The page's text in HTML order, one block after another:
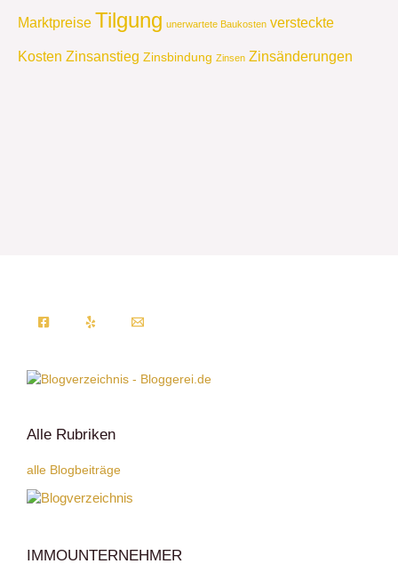
Marktpreise Tilgung unerwartete Baukosten versteckte
Kosten Zinsanstieg Zinsbindung Zinsen Zinsänderungen
Alle Rubriken
alle Blogbeiträge
IMMOUNTERNEHMER